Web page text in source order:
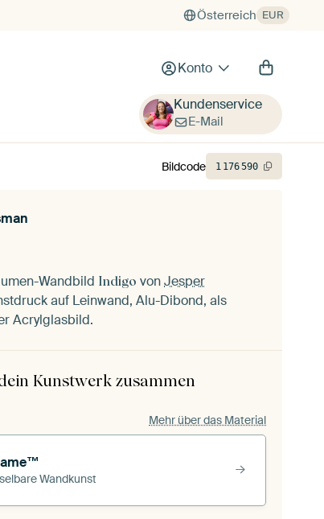
Österreich EUR
Konto
Kundenservice
E-Mail
Wandbild Indigo vonJesper
auf Leinwand, Alu-Dibond, als
Acrylglasbild.
Kunstwerk zusammen
Mehr über das Material
Wandkunst
Bildcode 1 176590